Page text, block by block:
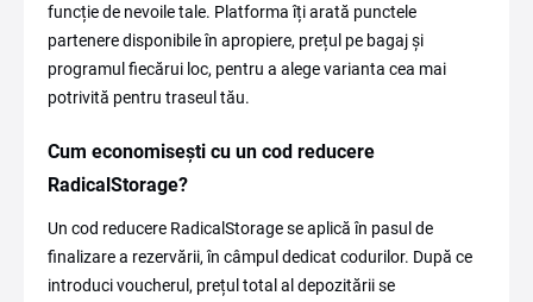
funcție de nevoile tale. Platforma îți arată punctele
partenere disponibile în apropiere, prețul pe bagaj și
programul fiecărui loc, pentru a alege varianta cea mai
potrivită pentru traseul tău.
Cum economisești cu un cod reducere
RadicalStorage?
Un cod reducere RadicalStorage se aplică în pasul de
finalizare a rezervării, în câmpul dedicat codurilor. După ce
introduci voucherul, prețul total al depozitării se